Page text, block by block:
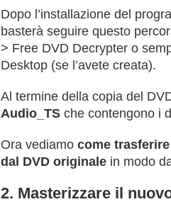
Dopo l’installazione del
basterà seguire questo
> Free DVD Decrypter o
Desktop (se l’avete creata).
Al termine della copia del
Audio_TS che contengono i
Ora vediamo come
dal DVD originale in modo
2. Masterizzare il